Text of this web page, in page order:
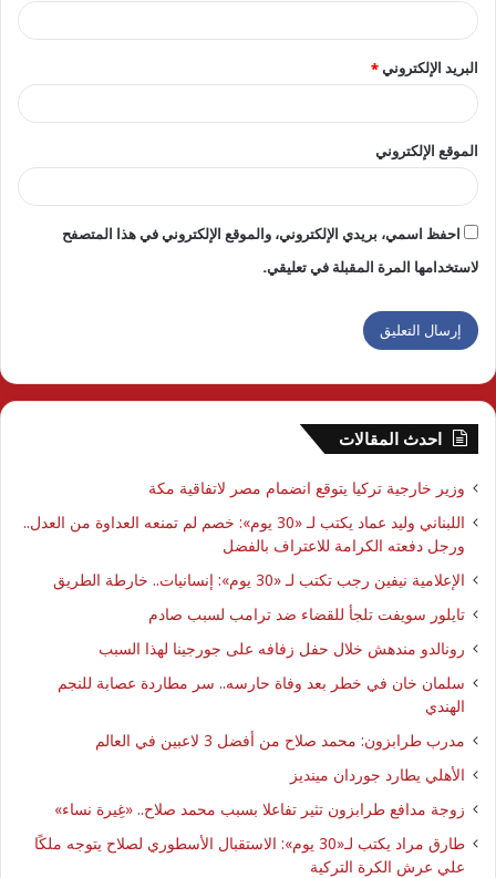
البريد الإلكتروني*
الموقع الإلكتروني
احفظ اسمي، بريدي الإلكتروني، والموقع الإلكتروني في هذا المتصفح
لاستخدامها المرة المقبلة في تعليقي.
احدث المقالات
وزير خارجية تركيا يتوقع انضمام مصر لاتفاقية مكة
اللبناني وليد عماد يكتب لـ «30 يوم»: خصم لم تمنعه العداوة من العدل..
ورجل دفعته الكرامة للاعتراف بالفضل
الإعلامية نيفين رجب تكتب لـ «30 يوم»: إنسانيات.. خارطة الطريق
تايلور سويفت تلجأ للقضاء ضد ترامب لسبب صادم
رونالدو مندهش خلال حفل زفافه على جورجينا لهذا السبب
سلمان خان في خطر بعد وفاة حارسه.. سر مطاردة عصابة للنجم
الهندي
مدرب طرابزون: محمد صلاح من أفضل 3 لاعبين في العالم
الأهلي يطارد جوردان مينديز
زوجة مدافع طرابزون تثير تفاعلا بسبب محمد صلاح.. «غِيرة نساء»
طارق مراد يكتب لـ«30 يوم»: الاستقبال الأسطوري لصلاح يتوجه ملكًا
علي عرش الكرة التركية